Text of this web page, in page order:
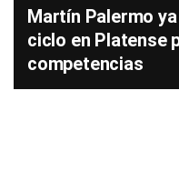
Martín Palermo
ciclo en Platense
competencias